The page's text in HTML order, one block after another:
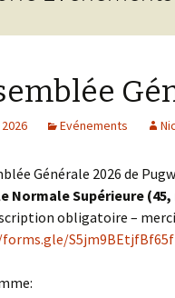
Evénements
Générale 2026 de
Normale Supérieure (45,
obligatoire – merci